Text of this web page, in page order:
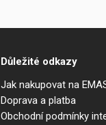
Důležité odkazy
Jak nakupovat na
Doprava a platba
Obchodní podmínky